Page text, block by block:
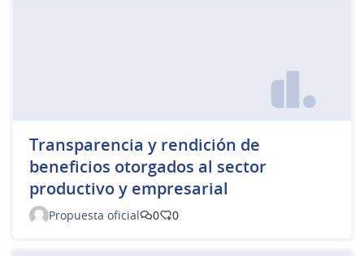
Transparencia y rendición de
beneficios otorgados al sector
productivo y empresarial
Propuesta oficial 0 0